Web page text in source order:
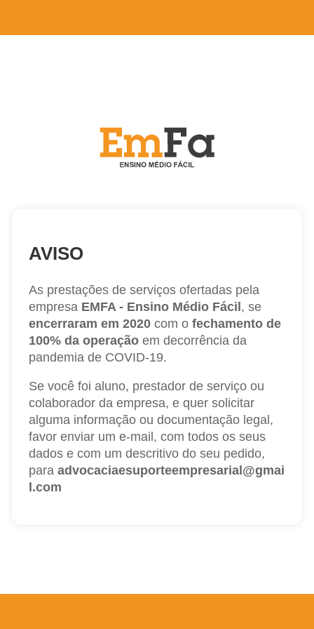
AVISO
As prestações de serviços ofertadas pela
empresa EMFA - Ensino Médio Fácil, se
encerraram em 2020 com o fechamento de
100% da operação em decorrência da
pandemia de COVID-19.
Se você foi aluno, prestador de serviço ou
colaborador da empresa, e quer solicitar
alguma informação ou documentação legal,
favor enviar um e-mail, com todos os seus
dados e com um descritivo do seu pedido,
para advocaciaesuporteempresarial@gmai
l.com